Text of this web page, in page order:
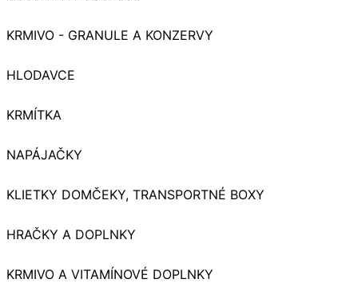
KRMIVO - GRANULE A KONZERVY
HLODAVCE
KRMÍTKA
NAPÁJAČKY
KLIETKY DOMČEKY, TRANSPORTNÉ BOXY
HRAČKY A DOPLNKY
KRMIVO A VITAMÍNOVÉ DOPLNKY